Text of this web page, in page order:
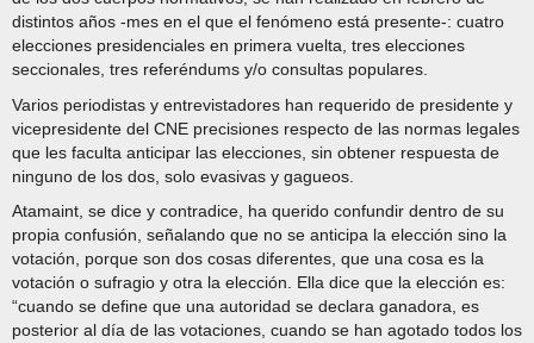
distintos años -mes en el que el fenómeno está presente-: cuatro
elecciones presidenciales en primera vuelta, tres elecciones
seccionales, tres referéndums y/o consultas populares.
Varios periodistas y entrevistadores han requerido de presidente y
vicepresidente del CNE precisiones respecto de las normas legales
que les faculta anticipar las elecciones, sin obtener respuesta de
ninguno de los dos, solo evasivas y gagueos.
Atamaint, se dice y contradice, ha querido confundir dentro de su
propia confusión, señalando que no se anticipa la elección sino la
votación, porque son dos cosas diferentes, que una cosa es la
votación o sufragio y otra la elección. Ella dice que la elección es:
“cuando se define que una autoridad se declara ganadora, es
posterior al día de las votaciones, cuando se han agotado todos los